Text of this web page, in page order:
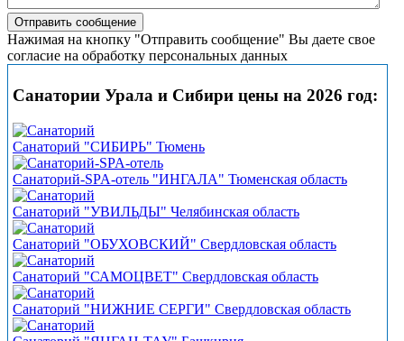
Нажимая на кнопку "Отправить сообщение" Вы даете свое
согласие на обработку персональных данных
Санатории Урала и Сибири цены на 2026 год:
Санаторий "СИБИРЬ" Тюмень
Санаторий-SPA-отель "ИНГАЛА" Тюменская область
Санаторий "УВИЛЬДЫ" Челябинская область
Санаторий "ОБУХОВСКИЙ" Свердловская область
Санаторий "САМОЦВЕТ" Свердловская область
Санаторий "НИЖНИЕ СЕРГИ" Свердловская область